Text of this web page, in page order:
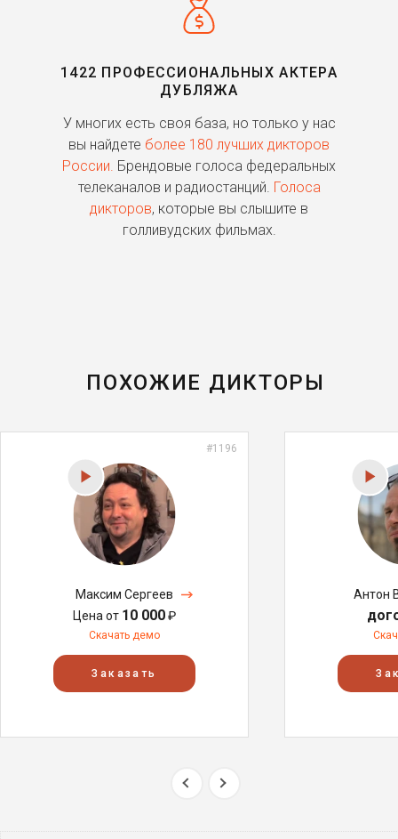
1422 ПРОФЕССИОНАЛЬНЫХ АКТЕРА
ДУБЛЯЖА
У многих есть своя база, но только у нас
вы найдете более 180 лучших дикторов
России. Брендовые голоса федеральных
телеканалов и радиостанций. Голоса
дикторов, которые вы слышите в
голливудских фильмах.
ПОХОЖИЕ ДИКТОРЫ
#1196
Максим Сергеев
Цена от 10 000₽
Скачать демо
Заказать
Антон